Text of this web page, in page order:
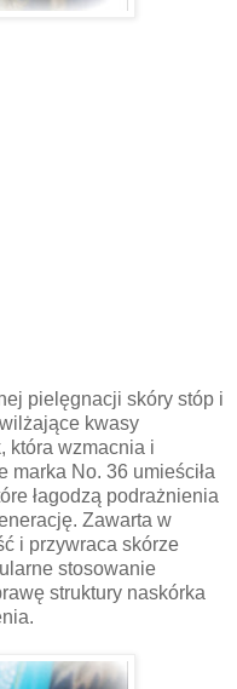
pielęgnacji skóry stóp i
kwasy
która wzmacnia i
marka No. 36 umieściła
łagodzą podrażnienia
Zawarta w
i przywraca skórze
stosowanie
struktury naskórka